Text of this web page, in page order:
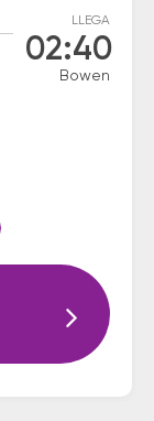
LLEGA
02:40
Bowen